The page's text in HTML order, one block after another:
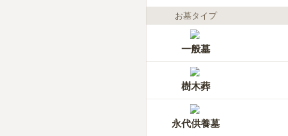
お墓タイプ
一般墓
樹木葬
永代供養墓